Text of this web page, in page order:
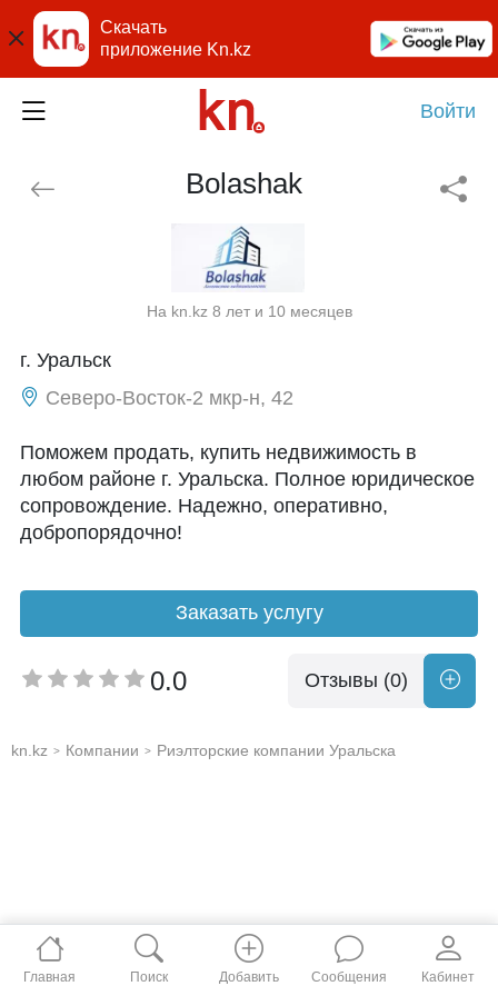
Скачать
приложение Kn.kz
Войти
Bolashak
На kn.kz 8 лет и 10 месяцев
г. Уральск
Северо-Восток-2 мкр-н, 42
Поможем продать, купить недвижимость в
любом районе г. Уральска. Полное юридическое
сопровождение. Надежно, оперативно,
добропорядочно!
Заказать услугу
0.0 Отзывы (0)
kn.kz > Компании > Риэлторские компании Уральска
Главная Поиск Добавить Сообщения Кабинет